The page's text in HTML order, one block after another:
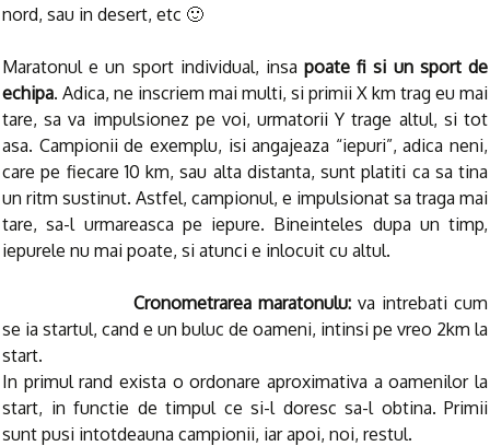
nord, sau in desert, etc 🙂
Maratonul e un sport individual, insapoate fi si un sport de
echipa. Adica, ne inscriem mai multi, si primii X km trag eu mai
tare, sa va impulsionez pe voi, urmatorii Y trage altul, si tot
asa. Campionii de exemplu, isi angajeaza “iepuri”, adica neni,
care pe fiecare 10 km, sau alta distanta, sunt platiti ca sa tina
un ritm sustinut. Astfel, campionul, e impulsionat sa traga mai
tare, sa-l urmareasca pe iepure. Bineinteles dupa un timp,
iepurele nu mai poate, si atunci e inlocuit cu altul.
Cronometrarea maratonulu: va intrebati cum
se ia startul, cand e un buluc de oameni, intinsi pe vreo 2km la
start.
In primul rand exista o ordonare aproximativa a oamenilor la
start, in functie de timpul ce si-l doresc sa-l obtina. Primii
sunt pusi intotdeauna campionii, iar apoi, noi, restul.